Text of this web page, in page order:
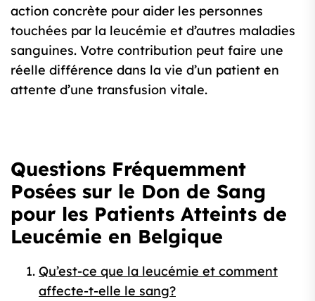
action concrète pour aider les personnes
touchées par la leucémie et d’autres maladies
sanguines. Votre contribution peut faire une
réelle différence dans la vie d’un patient en
attente d’une transfusion vitale.
Questions Fréquemment
Posées sur le Don de Sang
pour les Patients Atteints de
Leucémie en Belgique
Qu’est-ce que la leucémie et comment
affecte-t-elle le sang?